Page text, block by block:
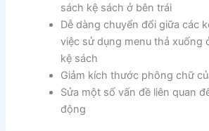
sách kệ sách ở bên trái
Dễ dàng chuyển đổi giữa các
việc sử dụng menu thả xuống
kệ sách
Giảm kích thước phông chữ
Sửa một số vấn đề liên quan
động